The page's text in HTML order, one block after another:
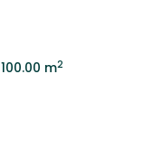
100.00 m2